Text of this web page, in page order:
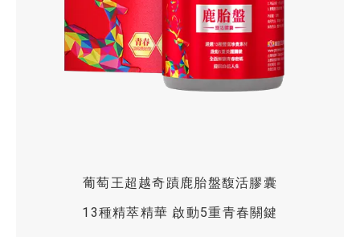
葡萄王超越奇蹟鹿胎盤馥活膠囊
13種精萃精華 啟動5重青春關鍵
VIEW MORE